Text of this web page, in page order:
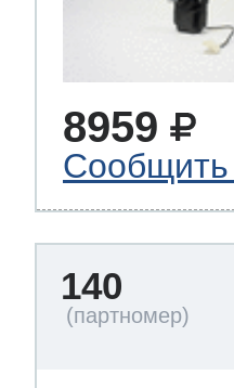
8959
Сообщить
140